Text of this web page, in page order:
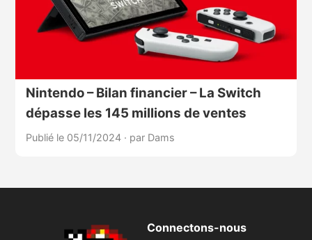
Nintendo – Bilan financier – La Switch
dépasse les 145 millions de ventes
Publié le 05/11/2024 · par Dams
Connectons-nous